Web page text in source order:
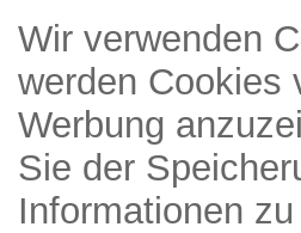
Wir verwenden
werden Cookies
Werbung
Sie der
Informationen